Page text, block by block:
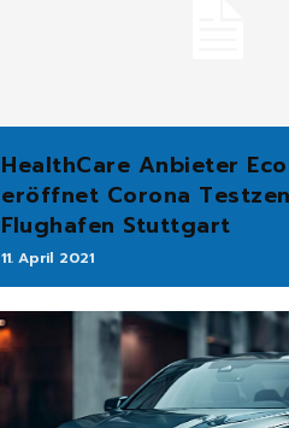
HealthCare Anbieter
eröffnet Corona
Flughafen Stuttgart
11. April 2021